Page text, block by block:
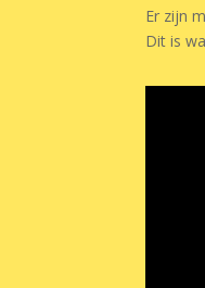
Er zijn
Dit is